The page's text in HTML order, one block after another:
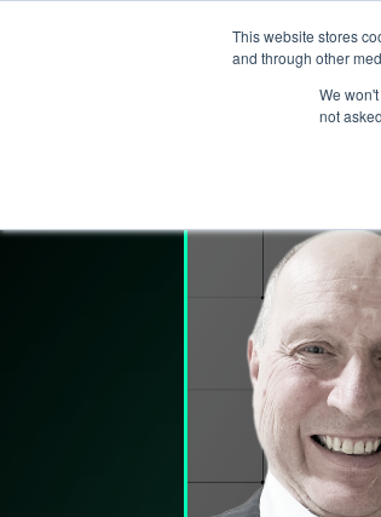
This website stores
and through other
We
not